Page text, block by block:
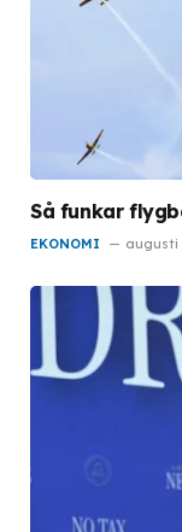
Så funkar
EKONOMI augusti